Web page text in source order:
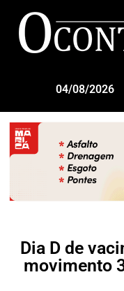
04/08/2026
Dia D de
movimento